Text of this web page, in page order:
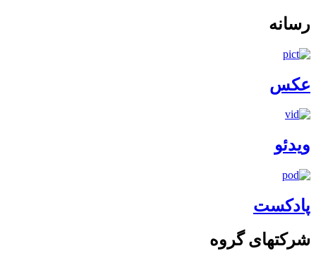
رسانه
عکس
ویدئو
پادکست
شرکتهای گروه